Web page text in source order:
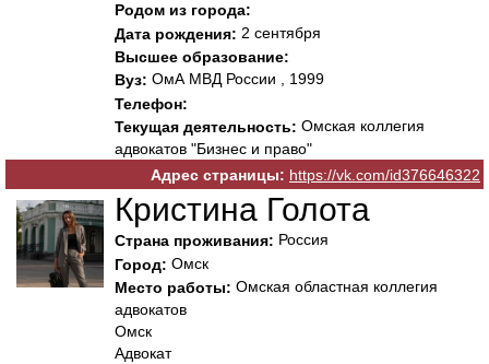
Родом из города:
Дата рождения: 2 сентября
Высшее образование:
Вуз: ОмА МВД России , 1999
Телефон:
Текущая деятельность: Омская коллегия
адвокатов "Бизнес и право"
Адрес страницы: https://vk.com/id376646322
Кристина Голота
Страна проживания: Россия
Город: Омск
Место работы: Омская областная коллегия
адвокатов
Омск
Адвокат